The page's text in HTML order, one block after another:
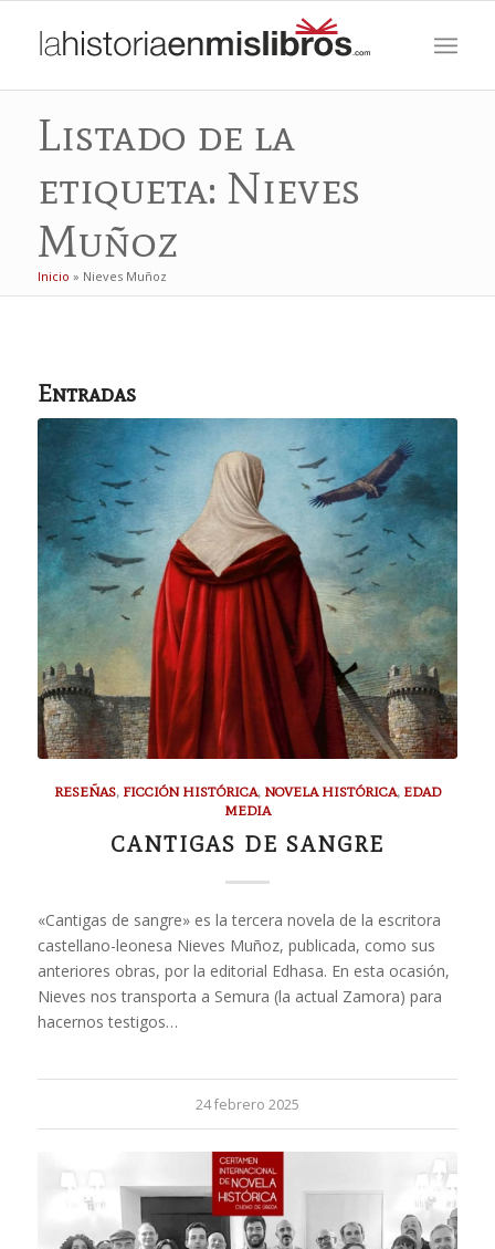
Listado de la
etiqueta: Nieves
Muñoz
Inicio » Nieves Muñoz
Entradas
RESEÑAS, FICCIÓN HISTÓRICA, NOVELA HISTÓRICA, EDAD
MEDIA
CANTIGAS DE SANGRE
«Cantigas de sangre» es la tercera novela de la escritora
castellano-leonesa Nieves Muñoz, publicada, como sus
anteriores obras, por la editorial Edhasa. En esta ocasión,
Nieves nos transporta a Semura (la actual Zamora) para
hacernos testigos…
24 febrero 2025